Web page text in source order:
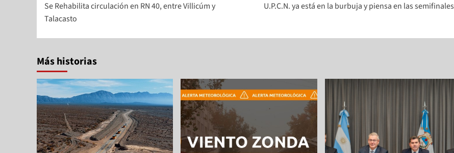
Se Rehabilita circulación en RN 40, entre Villicúm y
Talacasto
U.P.C.N. ya está en la burbuja y piensa en las semifinales
Más historias